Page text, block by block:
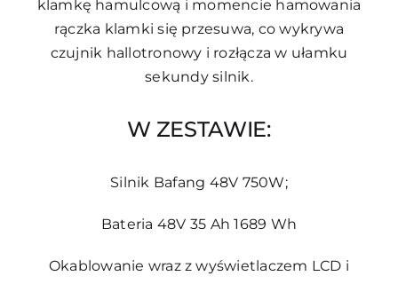
klamkę hamulcową i momencie hamowania
rączka klamki się przesuwa, co wykrywa
czujnik hallotronowy i rozłącza w ułamku
sekundy silnik.
W ZESTAWIE:
Silnik Bafang 48V 750W;
Bateria 48V 35 Ah 1689 Wh
Okablowanie wraz z wyświetlaczem LCD i